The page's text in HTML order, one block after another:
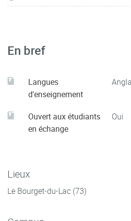
du thème commencera par des
d’apprentissage Moodle. Les
seront ensuite synthétisés et
mettant en scène les acteurs
problématiques évoquées.
En bref
Langues
d'enseignement
Ouvert aux étudiants
en échange
Oui
Lieux
Le Bourget-du-Lac (73)